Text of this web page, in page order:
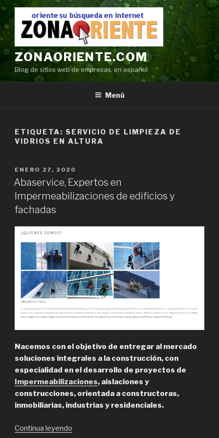
Ir
contenido
ZONAORIENTE.COM
Blog de sitios web de empresas, en español
Menú
ETIQUETA: SERVICIO DE LIMPIEZA DE
VIDRIOS EN ALTURA
POSTED
ON
ENERO 27, 2020
Abaservice, Expertos en
Impermeabilizaciones de edificios y
fachadas
Nacemos con el objetivo de entregar al mercado
soluciones integrales a la construcción, con
especialidad en el desarrollo de proyectos de
Impermeabilizaciones, aislaciones y
construcciones, orientada a constructoras,
inmobiliarias, industrias y residenciales.
Continua leyendo